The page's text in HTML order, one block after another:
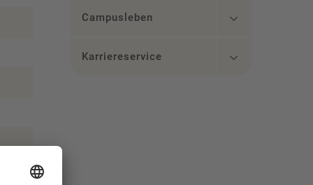
Campusleben
Karriereservice